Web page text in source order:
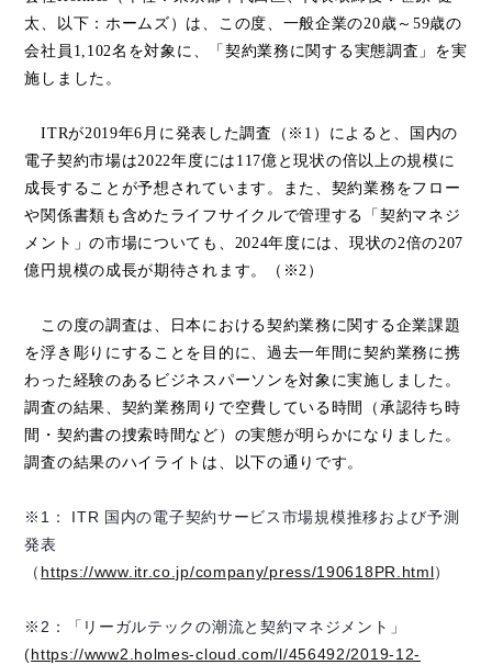
太、以下：ホームズ）は、 この度、一般企業の20歳～59歳の
会社員1,102名を対象に、「契約業務に関する実態調査」を実
施しました。
ITRが2019年6月に発表した調査（※1）によると、国内の
電子契約市場は2022年度には117億と現状の倍以上の規模に
成長することが予想されています 。また、契約業務をフロー
や関係書類も含めたライフサイクルで管理する「契約マネジ
メント」の市場についても、2024年度には、現状の2倍の207
億円規模の成長が期待されます。（※2）
この度の調査は、日本における契約業務に関する企業課題
を浮き彫りにすることを目的に、過去一年間に契約業務に携
わった経験のあるビジネスパーソンを対象に実施しました。
調査の結果、契約業務周りで空費している時間（承認待ち時
間・契約書の捜索時間など）の実態が明らかになりました。
調査の結果のハイライトは、以下の通りです。
※1： ITR 国内の電子契約サービス市場規模推移および予測
発表
（ https://www.itr.co.jp/company/press/190618PR.html）
※2：「リーガルテックの潮流と契約マネジメント」
(https://www2.holmes-cloud.com/l/456492/2019-12-